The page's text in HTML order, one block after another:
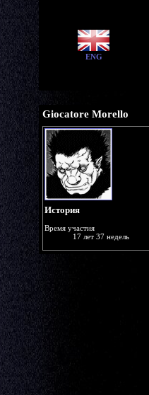
ENG
Giocatore Morello
История
Время участия
17 лет 37 недель